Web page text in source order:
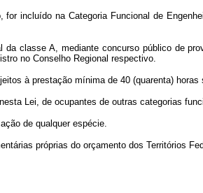
incluído na Categoria Funcional de
classe A, mediante concurso público de
no Conselho Regional respectivo.
à prestação mínima de 40 (quarenta) horas
Lei, de ocupantes de outras categorias
de qualquer espécie.
próprias do orçamento dos Territórios